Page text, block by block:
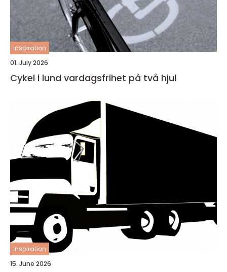
inspiration
01. July 2026
Cykel i lund vardagsfrihet på två hjul
inspiration
15. June 2026